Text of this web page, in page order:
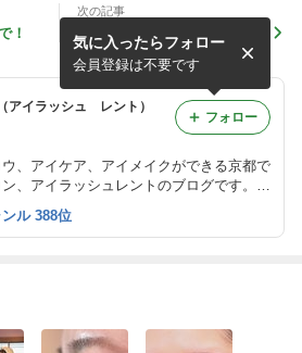
！
次の記事
施術時のコンタクトレンズに
ついて！
アイラッシュ レント）
、アイケア、アイメイクができる京都で
、アイラッシュレントのブログです。
意とし、大人綺麗を提案しています。
ールも開講しています。
気に入ったらフォロー
会員登録は不要です
フォロー
ル 388位